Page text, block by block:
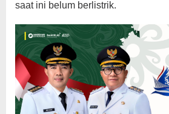
saat ini belum berlistrik.